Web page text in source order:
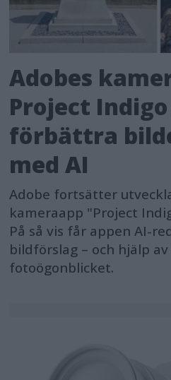
Adobes
Project
förbättra
med AI
Adobe fortsätter
kameraapp "Project
På så vis får appen AI-
bildförslag – och hjälp
fotoögonblicket.